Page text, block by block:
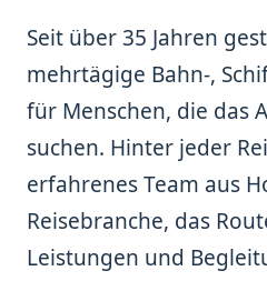
Seit über 35 Jahren
mehrtägige Bahn-,
für Menschen, die das
suchen. Hinter jeder
erfahrenes Team aus
Reisebranche, das
Leistungen und